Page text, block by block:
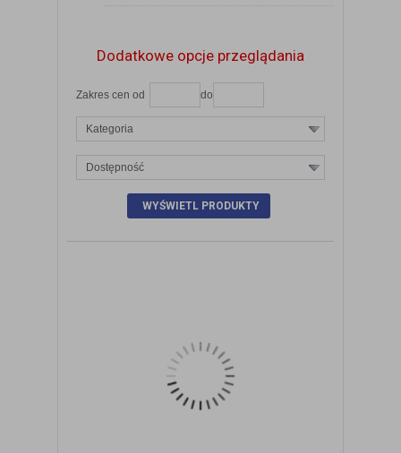
Dodatkowe opcje przeglądania
Zakres cen od do
Kategoria
Dostępność
ZOBACZ SZCZEGÓŁY